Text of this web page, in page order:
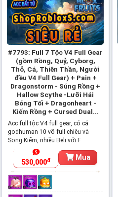
#7793: Full 7 Tộc V4 Full Gear
(gồm Rồng, Quỷ, Cyborg,
Thỏ, Cá, Thiên Thần, Người
đều V4 Full Gear) + Pain +
Dragonstorm - Súng Rồng +
Hallow Scythe -Lưỡi Hái
Bóng Tối + Dragonheart -
Kiếm Rồng + Cursed Dual...
Acc full tộc V4 full gear, có cả
godhuman 10 võ full chiêu và
Song Kiếm, nhiều Beli với F
530,000đ Mua